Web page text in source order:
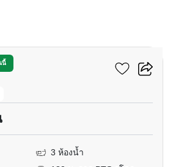
นี้
3 ห้องน้ำ